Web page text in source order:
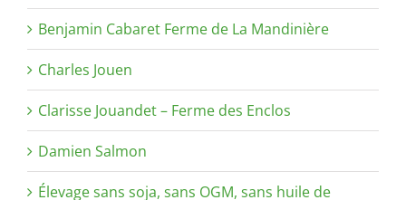
Benjamin Cabaret Ferme de La Mandinière
Charles Jouen
Clarisse Jouandet – Ferme des Enclos
Damien Salmon
Élevage sans soja, sans OGM, sans huile de